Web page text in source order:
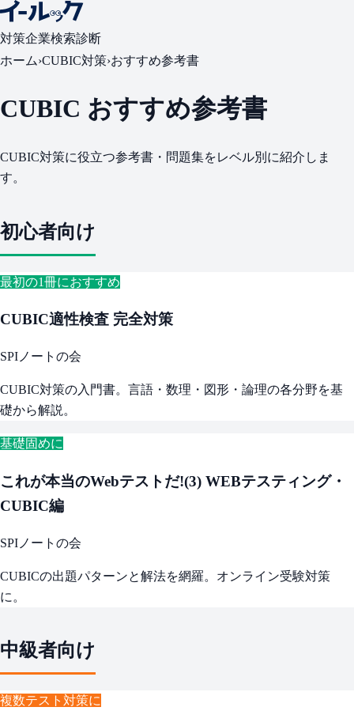
対策企業検索診断
ホーム›CUBIC対策›おすすめ参考書
CUBIC おすすめ参考書
CUBIC対策に役立つ参考書・問題集をレベル別に紹介しま
す。
初心者向け
最初の1冊におすすめ
CUBIC適性検査 完全対策
SPIノートの会
CUBIC対策の入門書。言語・数理・図形・論理の各分野を基
礎から解説。
基礎固めに
これが本当のWebテストだ!(3) WEBテスティング・
CUBIC編
SPIノートの会
CUBICの出題パターンと解法を網羅。オンライン受験対策
に。
中級者向け
複数テスト対策に